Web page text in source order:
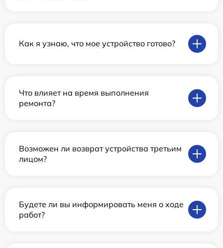
Как я узнаю, что мое устройство готово?
Что влияет на время выполнения
ремонта?
Возможен ли возврат устройства третьим
лицом?
Будете ли вы информировать меня о ходе
работ?